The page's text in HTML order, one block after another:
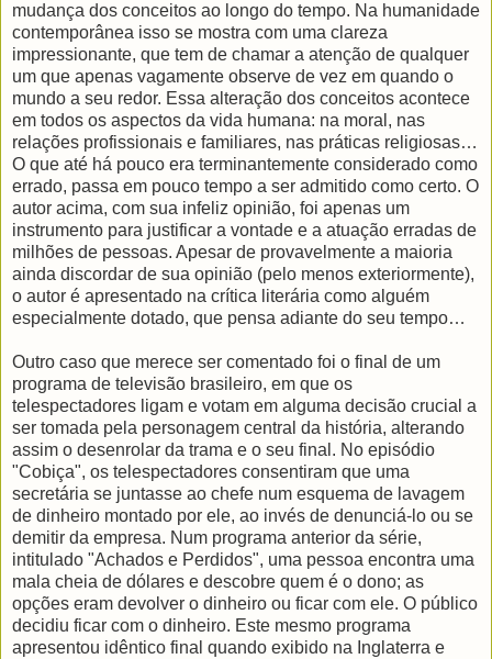
mudança dos conceitos ao longo do tempo. Na humanidade
contemporânea isso se mostra com uma clareza
impressionante, que tem de chamar a atenção de qualquer
um que apenas vagamente observe de vez em quando o
mundo a seu redor. Essa alteração dos conceitos acontece
em todos os aspectos da vida humana: na moral, nas
relações profissionais e familiares, nas práticas religiosas…
O que até há pouco era terminantemente considerado como
errado, passa em pouco tempo a ser admitido como certo. O
autor acima, com sua infeliz opinião, foi apenas um
instrumento para justificar a vontade e a atuação erradas de
milhões de pessoas. Apesar de provavelmente a maioria
ainda discordar de sua opinião (pelo menos exteriormente),
o autor é apresentado na crítica literária como alguém
especialmente dotado, que pensa adiante do seu tempo…
Outro caso que merece ser comentado foi o final de um
programa de televisão brasileiro, em que os
telespectadores ligam e votam em alguma decisão crucial a
ser tomada pela personagem central da história, alterando
assim o desenrolar da trama e o seu final. No episódio
"Cobiça", os telespectadores consentiram que uma
secretária se juntasse ao chefe num esquema de lavagem
de dinheiro montado por ele, ao invés de denunciá-lo ou se
demitir da empresa. Num programa anterior da série,
intitulado "Achados e Perdidos", uma pessoa encontra uma
mala cheia de dólares e descobre quem é o dono; as
opções eram devolver o dinheiro ou ficar com ele. O público
decidiu ficar com o dinheiro. Este mesmo programa
apresentou idêntico final quando exibido na Inglaterra e